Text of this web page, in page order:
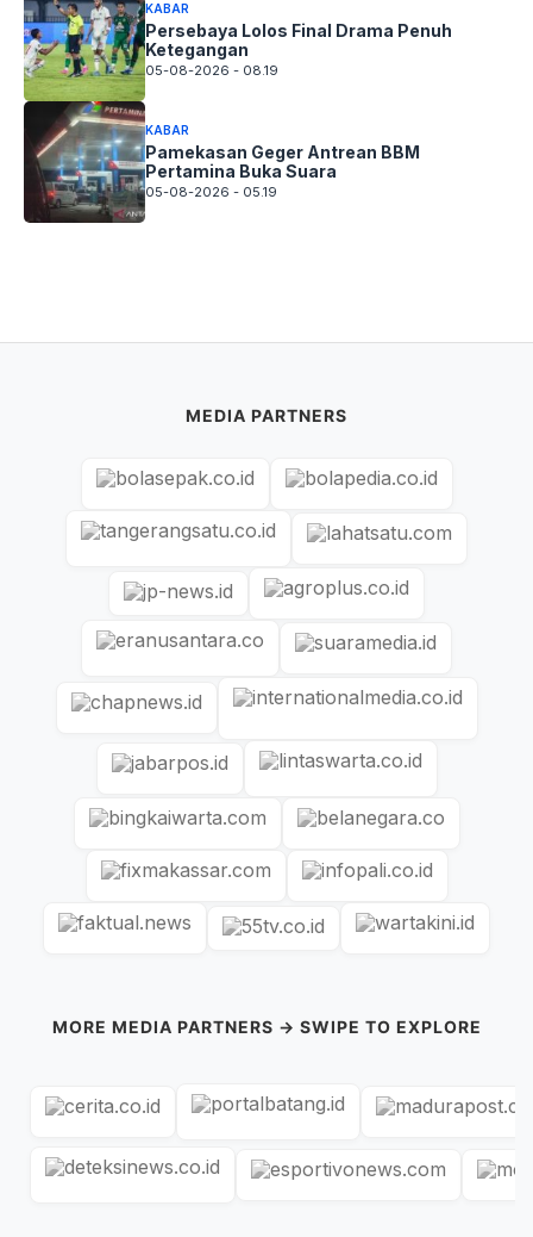
KABAR
Persebaya Lolos Final Drama Penuh
Ketegangan
05-08-2026 - 08.19
KABAR
Pamekasan Geger Antrean BBM
Pertamina Buka Suara
05-08-2026 - 05.19
MEDIA PARTNERS
MORE MEDIA PARTNERS → SWIPE TO EXPLORE